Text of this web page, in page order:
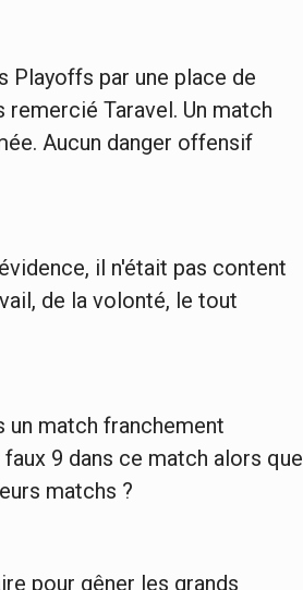
Playoffs par une place de
Taravel. Un match
Aucun danger offensif
il n'était pas content
de la volonté, le tout
un match franchement
9 dans ce match alors que
matchs ?
pour gêner les grands